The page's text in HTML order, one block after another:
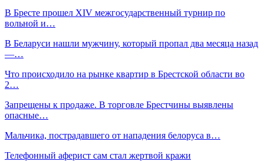
В Бресте прошел XIV межгосударственный турнир по
вольной и…
В Беларуси нашли мужчину, который пропал два месяца назад
—…
Что происходило на рынке квартир в Брестской области во
2…
Запрещены к продаже. В торговле Брестчины выявлены
опасные…
Мальчика, пострадавшего от нападения белоруса в…
Телефонный аферист сам стал жертвой кражи